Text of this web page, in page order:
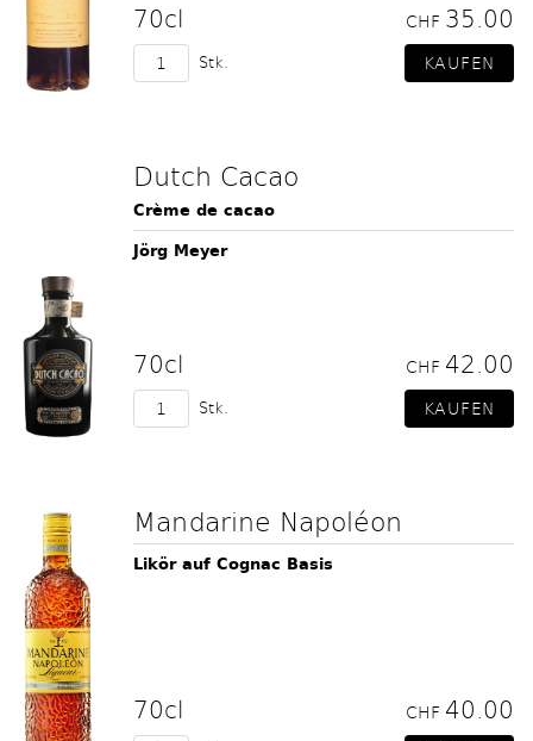
70cl CHF 35.00
Stk.
Dutch Cacao
Crème de cacao
Jörg Meyer
70cl CHF 42.00
Stk.
Mandarine Napoléon
Likör auf Cognac Basis
70cl CHF 40.00